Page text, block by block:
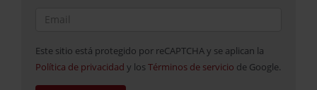
Este sitio está protegido por reCAPTCHA y se aplican la
Política de privacidad y los Términos de servicio de Google.